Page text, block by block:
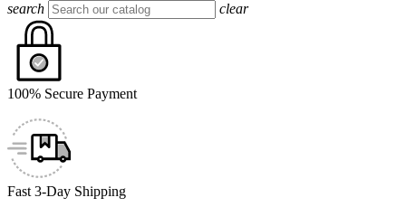
search clear
100% Secure Payment
Fast 3-Day Shipping